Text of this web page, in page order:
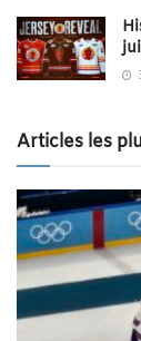
Articles les